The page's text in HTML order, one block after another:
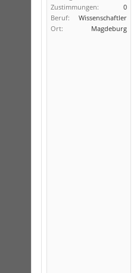
Zustimmungen:
0
Beruf:
Wissenschaftler
Ort:
Magdeburg